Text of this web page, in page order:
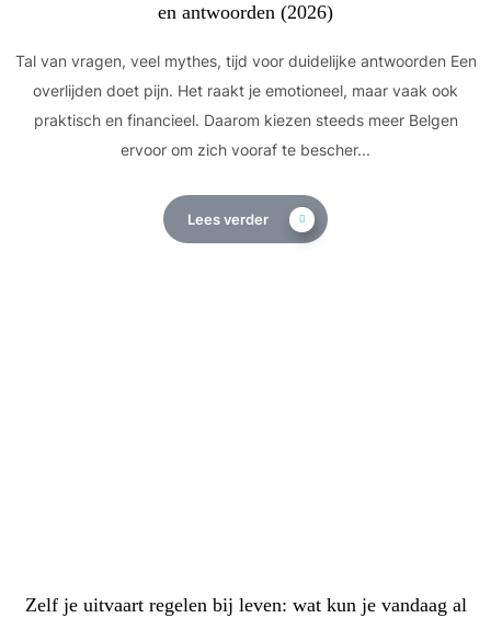
en antwoorden (2026)
Tal van vragen, veel mythes, tijd voor duidelijke antwoorden Een
overlijden doet pijn. Het raakt je emotioneel, maar vaak ook
praktisch en financieel. Daarom kiezen steeds meer Belgen
ervoor om zich vooraf te bescher...
Lees verder
Zelf je uitvaart regelen bij leven: wat kun je vandaag al